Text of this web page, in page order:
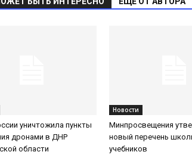
уничтожила пункты
дронами в ДНР
области
Новости
Минпросвещения
новый перечень
учебников